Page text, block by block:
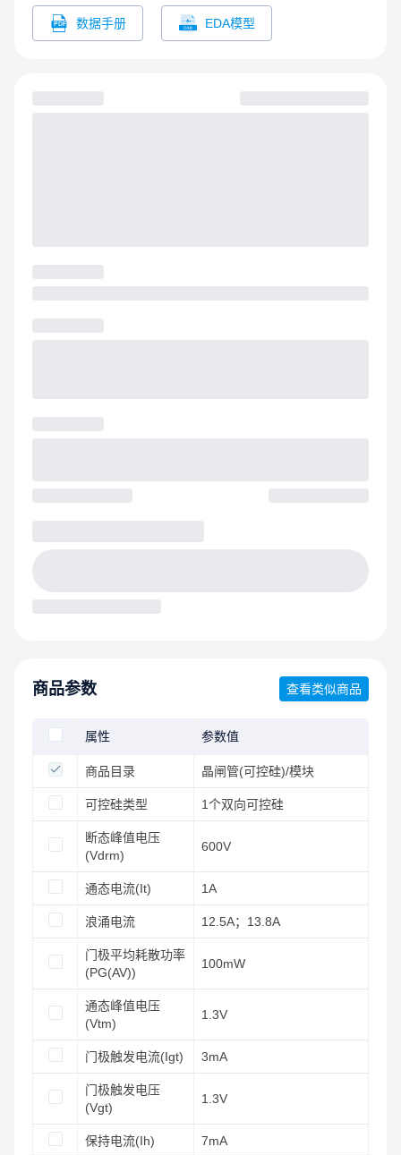
数据手册 EDA模型
商品参数 查看类似商品
属性 参数值
商品目录 晶闸管(可控硅)/模块
可控硅类型 1个双向可控硅
断态峰值电压
(Vdrm)
600V
通态电流(It) 1A
浪涌电流 12.5A；13.8A
门极平均耗散功率
(PG(AV))
100mW
通态峰值电压
(Vtm)
1.3V
门极触发电流(Igt) 3mA
门极触发电压
(Vgt)
1.3V
保持电流(Ih) 7mA